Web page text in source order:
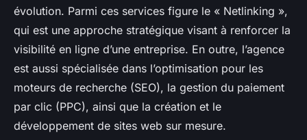
évolution. Parmi ces services figure le « Netlinking »,
qui est une approche stratégique visant à renforcer la
visibilité en ligne d’une entreprise. En outre, l’agence
est aussi spécialisée dans l’optimisation pour les
moteurs de recherche (SEO), la gestion du paiement
par clic (PPC), ainsi que la création et le
développement de sites web sur mesure.